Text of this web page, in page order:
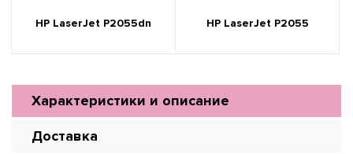
HP LaserJet P2055dn HP LaserJet P2055
Характеристики и описание
Доставка